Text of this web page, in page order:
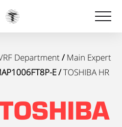
Main Expert
/
Department
TOSHIBA HR
/ MMY-MAP1006FT8P-E